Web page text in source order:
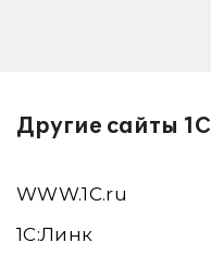
Другие сайты 1С
WWW.1С.ru
1С:Линк